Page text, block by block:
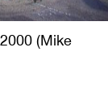
(Mike